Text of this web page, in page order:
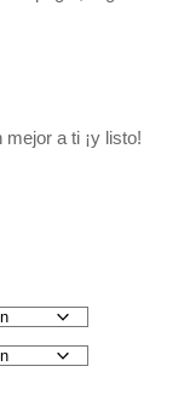
a ti ¡y listo!